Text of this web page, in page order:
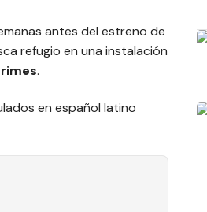
antes del estreno de
refugio en una instalación
.
en español latino